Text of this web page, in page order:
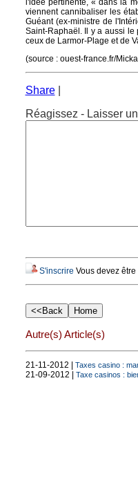
l'idée pertinente, « dans la
viennent cannibaliser les
Guéant (ex-ministre de
Saint-Raphaël. Il y a aussi
ceux de Larmor-Plage et de
(source : ouest-france.fr/
Share
Réagissez - Laisser
S'inscrire Vous devez
Autre(s) Article(s)
21-11-2012 | Taxes casino :
21-09-2012 | Taxe casinos :